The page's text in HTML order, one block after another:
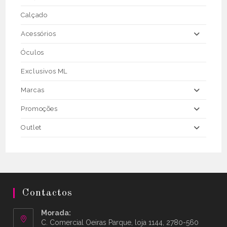
Calçado
Acessórios
Óculos
Exclusivos ML
Marcas
Promoções
Outlet
Contactos
Morada:
C. Comercial Oeiras Parque, loja 1144, 2780-560